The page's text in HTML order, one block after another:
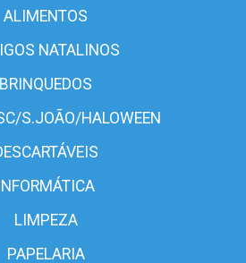
ALIMENTOS
NATALINOS
BRINQUEDOS
S.JOÃO/HALOWEEN
LIMPEZA
PAPELARIA